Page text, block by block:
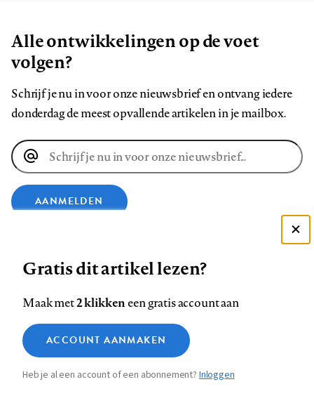
Alle ontwikkelingen op de voet
volgen?
Schrijf je nu in voor onze nieuwsbrief en ontvang iedere
donderdag de meest opvallende artikelen in je mailbox.
E-
mailadres
AANMELDEN
op
Facebook
op
LinkedIn
op
Bluesky
ons
op
InstagramYouTube
Footer
Contact Colofon Disclaimer Privacy
Medische vragen verdienen
betrouwbare antwoorden
Zie onze cookie policy
Analytische cookies
Marketing cookies
Gratis dit artikel lezen?
Maak met2 klikkeneen gratis account aan
ACCOUNT AANMAKEN
Heb je al een account of een abonnement?Inloggen